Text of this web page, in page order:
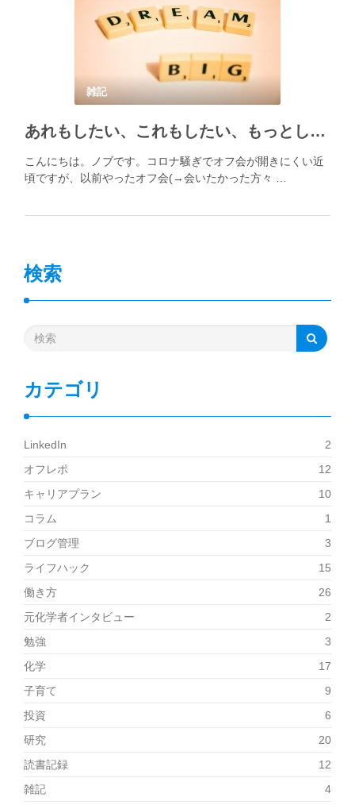
雑記
あれもしたい、これもしたい、もっとしたい、もっともっとしたい
こんにちは。ノブです。コロナ騒ぎでオフ会が開きにくい近
頃ですが、以前やったオフ会(→会いたかった方々 …
検索
カテゴリ
LinkedIn
2
オフレポ
12
キャリアプラン
10
コラム
1
ブログ管理
3
ライフハック
15
働き方
26
元化学者インタビュー
2
勉強
3
化学
17
子育て
9
投資
6
研究
20
読書記録
12
雑記
4